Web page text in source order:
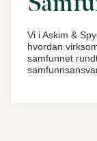
Vi i Askim &
hvordan
samfunnet